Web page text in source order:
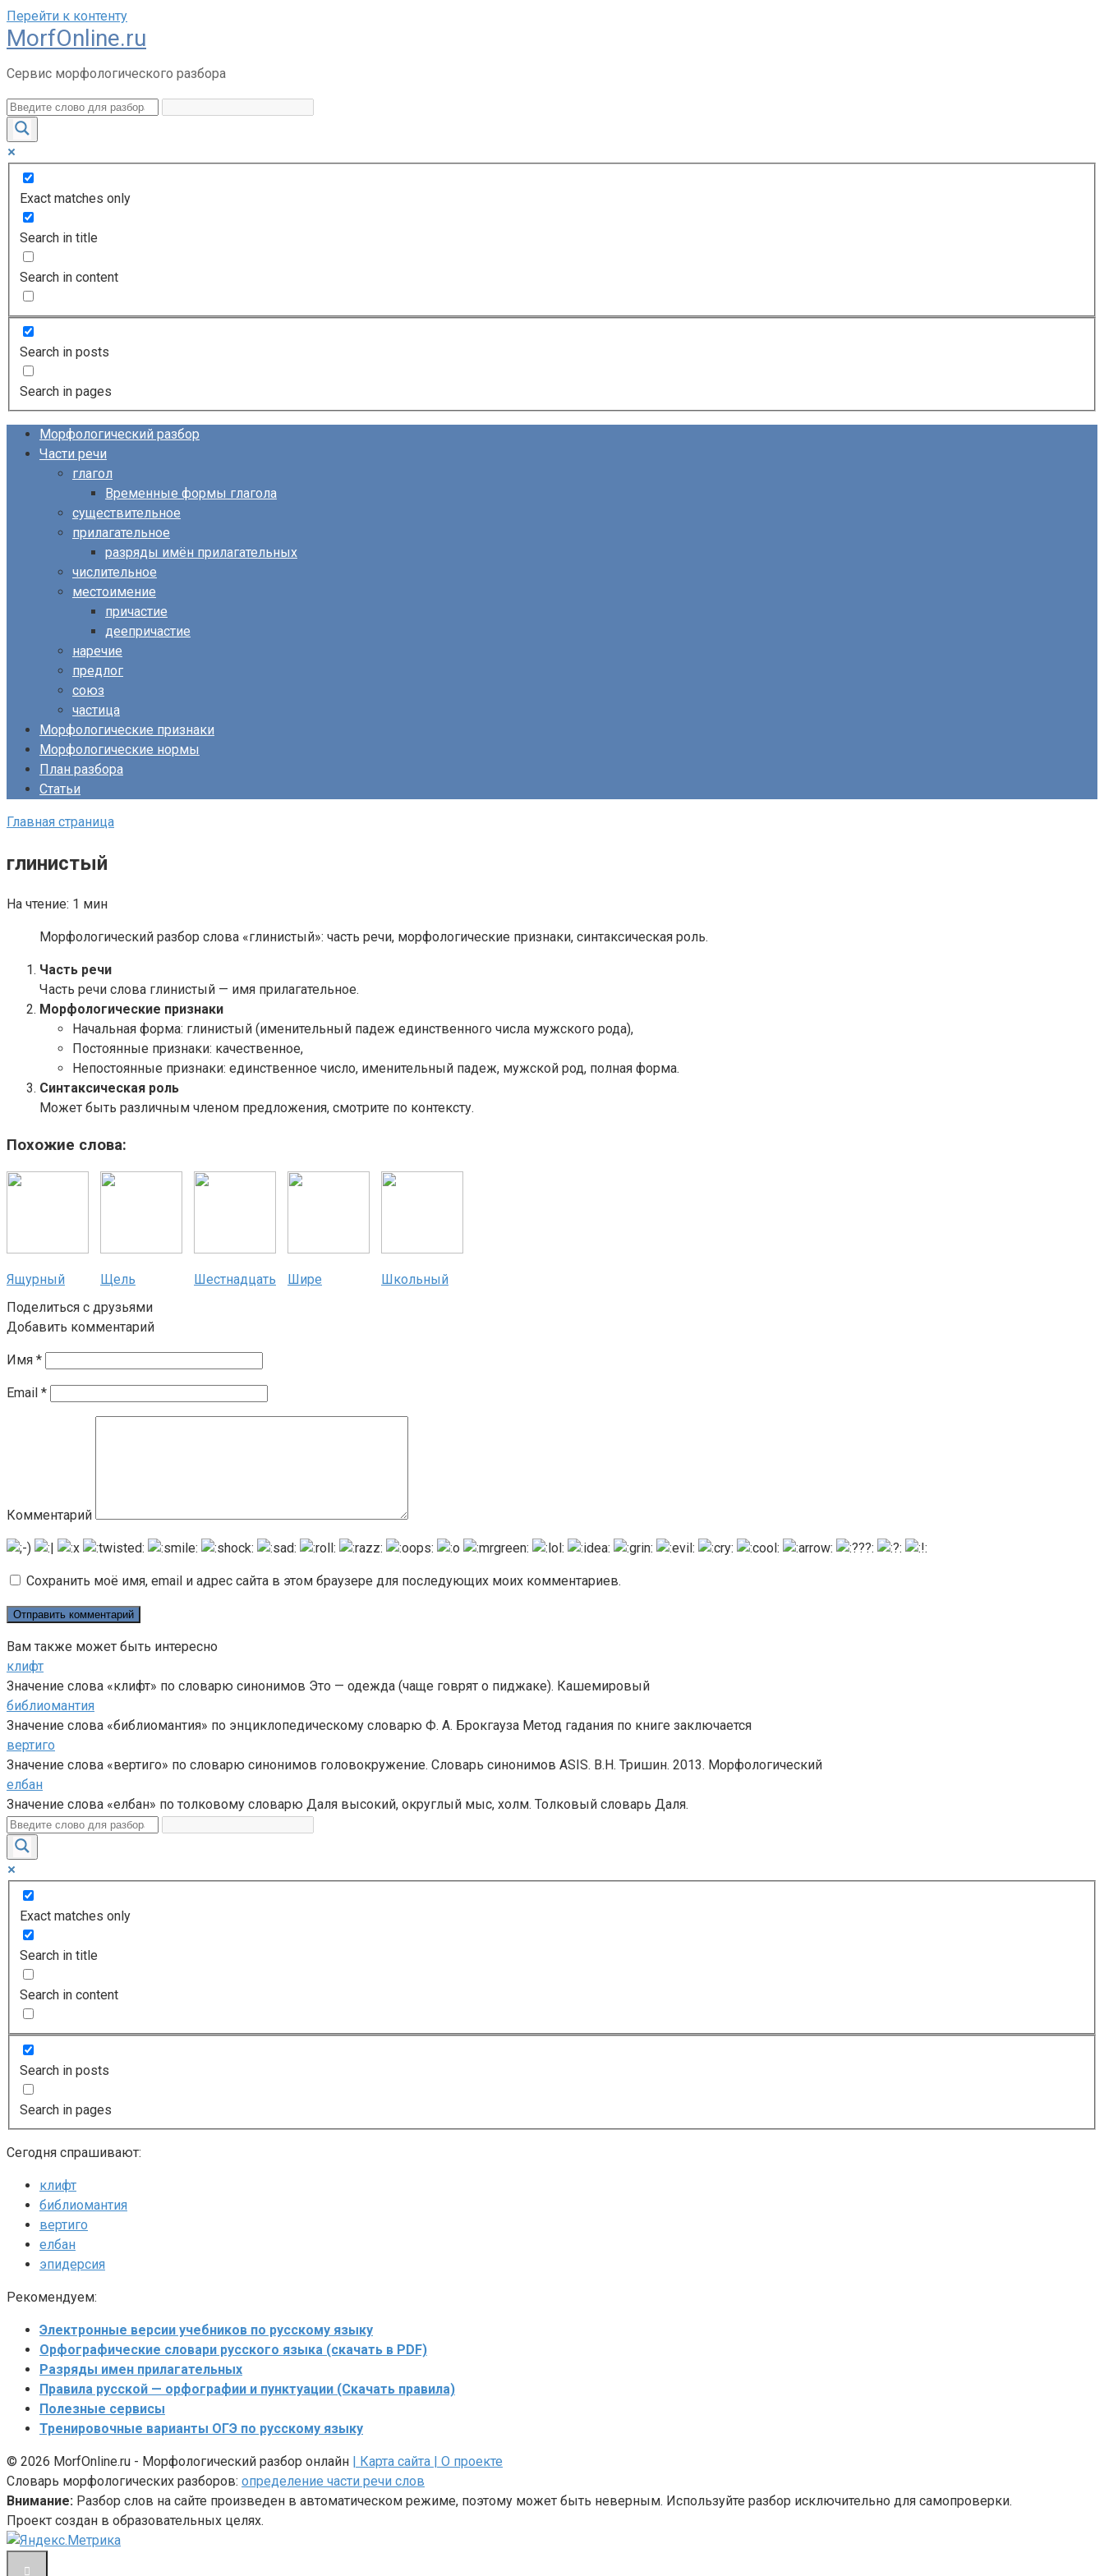
Перейти к контенту
MorfOnline.ru
Сервис морфологического разбора
Exact matches only
Search in title
Search in content
Search in posts
Search in pages
Морфологический разбор
Части речи
глагол
Временные формы глагола
существительное
прилагательное
разряды имён прилагательных
числительное
местоимение
причастие
деепричастие
наречие
предлог
союз
частица
Морфологические признаки
Морфологические нормы
План разбора
Статьи
Главная страница
глинистый
На чтение: 1 мин
Морфологический разбор слова «глинистый»: часть речи, морфологические признаки, синтаксическая роль.
Часть речи
Часть речи слова глинистый — имя прилагательное.
Морфологические признаки
Начальная форма: глинистый (именительный падеж единственного числа мужского рода),
Постоянные признаки: качественное,
Непостоянные признаки: единственное число, именительный падеж, мужской род, полная форма.
Синтаксическая роль
Может быть различным членом предложения, смотрите по контексту.
Похожие слова:
Ящурный Щель Шестнадцать Шире
Школьный
Поделиться с друзьями
Добавить комментарий
Имя *
Email *
Комментарий
Сохранить моё имя, email и адрес сайта в этом браузере для последующих моих комментариев.
Вам также может быть интересно
клифт
Значение слова «клифт» по словарю синонимов Это — одежда (чаще говрят о пиджаке). Кашемировый
библиомантия
Значение слова «библиомантия» по энциклопедическому словарю Ф. А. Брокгауза Метод гадания по книге заключается
вертиго
Значение слова «вертиго» по словарю синонимов головокружение. Словарь синонимов ASIS. В.Н. Тришин. 2013. Морфологический
елбан
Значение слова «елбан» по толковому словарю Даля высокий, округлый мыс, холм. Толковый словарь Даля.
Exact matches only
Search in title
Search in content
Search in posts
Search in pages
Сегодня спрашивают:
клифт
библиомантия
вертиго
елбан
эпидерсия
Рекомендуем:
Электронные версии учебников по русскому языку
Орфографические словари русского языка (скачать в PDF)
Разряды имен прилагательных
Правила русской — орфографии и пунктуации (Скачать правила)
Полезные сервисы
Тренировочные варианты ОГЭ по русскому языку
© 2026 MorfOnline.ru - Морфологический разбор онлайн | Карта сайта | О проекте
Словарь морфологических разборов: определение части речи слов
Внимание: Разбор слов на сайте произведен в автоматическом режиме, поэтому может быть неверным. Используйте разбор исключительно для самопроверки.
Проект создан в образовательных целях.